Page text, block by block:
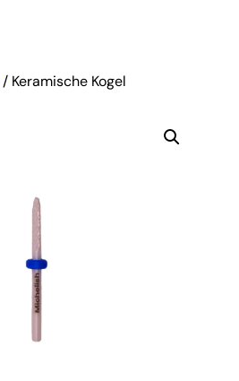
/ Keramische Kogel